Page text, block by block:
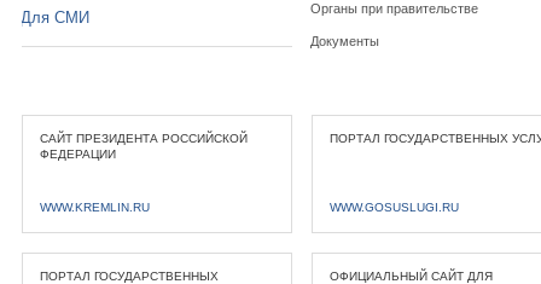
Органы при правительстве
Документы
Для СМИ
САЙТ ПРЕЗИДЕНТА РОССИЙСКОЙ
ФЕДЕРАЦИИ
WWW.KREMLIN.RU
ПОРТАЛ ГОСУДАРСТВЕННЫХ
WWW.GOSUSLUGI.RU
ПОРТАЛ ГОСУДАРСТВЕННЫХ
ОФИЦИАЛЬНЫЙ САЙТ ДЛЯ